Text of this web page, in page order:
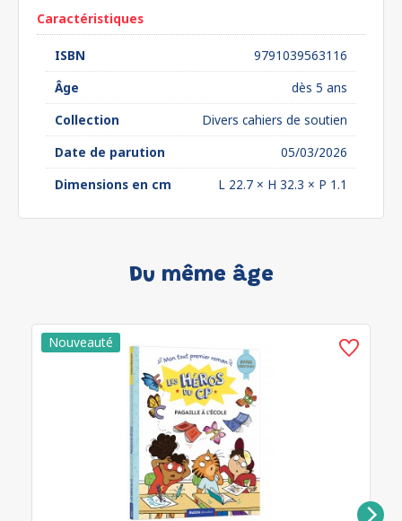
Caractéristiques
ISBN
9791039563116
Âge
dès 5 ans
Collection
Divers cahiers de soutien
Date de parution
05/03/2026
Dimensions en cm
L 22.7 × H 32.3 × P 1.1
Du même âge